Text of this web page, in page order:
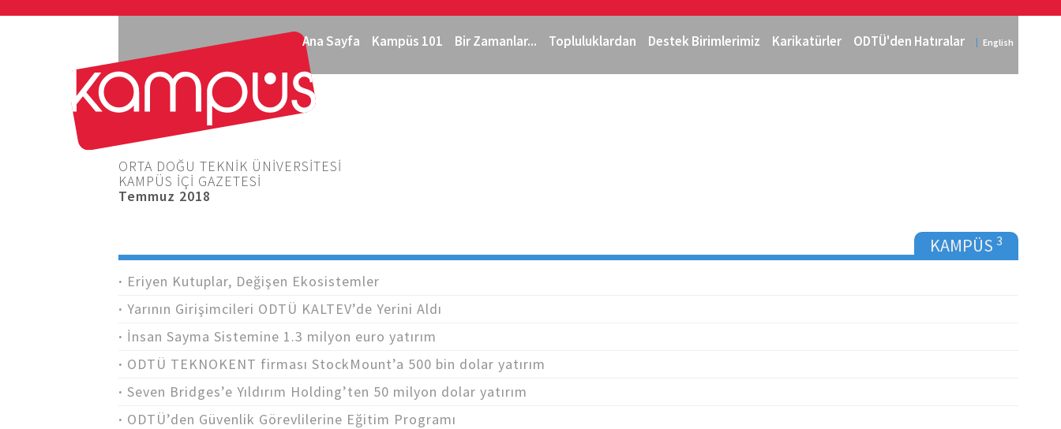
ORTA DOĞU TEKNİK ÜNİVERSİTESİ
KAMPÜS İÇİ GAZETESİ
Temmuz 2018
Ana Sayfa Kampüs 101 Bir Zamanlar... Topluluklardan Destek Birimlerimiz Karikatürler ODTÜ'den Hatıralar English
KAMPÜS 3
Eriyen Kutuplar, Değişen Ekosistemler
Yarının Girişimcileri ODTÜ KALTEV’de Yerini Aldı
İnsan Sayma Sistemine 1.3 milyon euro yatırım
ODTÜ TEKNOKENT firması StockMount’a 500 bin dolar yatırım
Seven Bridges’e Yıldırım Holding’ten 50 milyon dolar yatırım
ODTÜ’den Güvenlik Görevlilerine Eğitim Programı